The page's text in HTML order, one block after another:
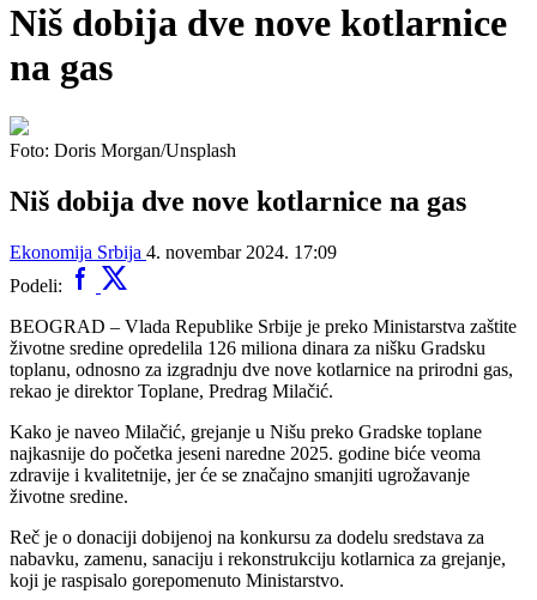
Niš dobija dve nove kotlarnice
na gas
Foto: Doris Morgan/Unsplash
Niš dobija dve nove kotlarnice na gas
Ekonomija Srbija 4. novembar 2024. 17:09
Podeli:
BEOGRAD – Vlada Republike Srbije je preko Ministarstva zaštite
životne sredine opredelila 126 miliona dinara za nišku Gradsku
toplanu, odnosno za izgradnju dve nove kotlarnice na prirodni gas,
rekao je direktor Toplane, Predrag Milačić.
Kako je naveo Milačić, grejanje u Nišu preko Gradske toplane
najkasnije do početka jeseni naredne 2025. godine biće veoma
zdravije i kvalitetnije, jer će se značajno smanjiti ugrožavanje
životne sredine.
Reč je o donaciji dobijenoj na konkursu za dodelu sredstava za
nabavku, zamenu, sanaciju i rekonstrukciju kotlarnica za grejanje,
koji je raspisalo gorepomenuto Ministarstvo.